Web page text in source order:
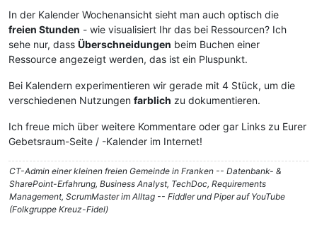
In der Kalender Wochenansicht sieht man auch optisch die
freien Stunden - wie visualisiert Ihr das bei Ressourcen? Ich
sehe nur, dass Überschneidungen beim Buchen einer
Ressource angezeigt werden, das ist ein Pluspunkt.
Bei Kalendern experimentieren wir gerade mit 4 Stück, um die
verschiedenen Nutzungen farblich zu dokumentieren.
Ich freue mich über weitere Kommentare oder gar Links zu Eurer
Gebetsraum-Seite / -Kalender im Internet!
CT-Admin einer kleinen freien Gemeinde in Franken -- Datenbank- &
SharePoint-Erfahrung, Business Analyst, TechDoc, Requirements
Management, ScrumMaster im Alltag -- Fiddler und Piper auf YouTube
(Folkgruppe Kreuz-Fidel)